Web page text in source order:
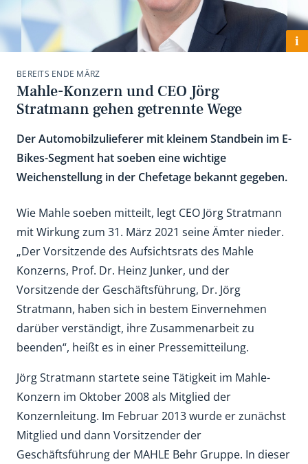
i
BEREITS ENDE MÄRZ
Mahle-Konzern und CEO Jörg
Stratmann gehen getrennte Wege
Der Automobilzulieferer mit kleinem Standbein im E-
Bikes-Segment hat soeben eine wichtige
Weichenstellung in der Chefetage bekannt gegeben.
Wie Mahle soeben mitteilt, legt CEO Jörg Stratmann
mit Wirkung zum 31. März 2021 seine Ämter nieder.
„Der Vorsitzende des Aufsichtsrats des Mahle
Konzerns, Prof. Dr. Heinz Junker, und der
Vorsitzende der Geschäftsführung, Dr. Jörg
Stratmann, haben sich in bestem Einvernehmen
darüber verständigt, ihre Zusammenarbeit zu
beenden“, heißt es in einer Pressemitteilung.
Jörg Stratmann startete seine Tätigkeit im Mahle-
Konzern im Oktober 2008 als Mitglied der
Konzernleitung. Im Februar 2013 wurde er zunächst
Mitglied und dann Vorsitzender der
Geschäftsführung der MAHLE Behr Gruppe. In dieser